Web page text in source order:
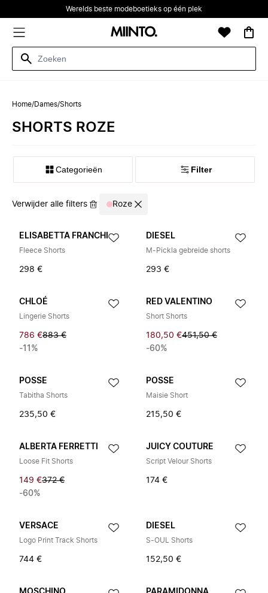
Werelds beste modeboetieks op één plek
Home/Dames/Shorts
SHORTS ROZE
Categorieën Filter
Verwijder alle filters Roze
ELISABETTA FRANCHI
Fleece Shorts
298 €
DIESEL
M-Pickla gebreide shorts
293 €
CHLOÉ
Lingerie Shorts
786 €883 €
-11%
RED VALENTINO
Short Shorts
180,50 €451,50 €
-60%
POSSE
Tabitha Shorts
235,50 €
POSSE
Maisie Short
215,50 €
ALBERTA FERRETTI
Loose Fit Shorts
149 €372 €
-60%
JUICY COUTURE
Script Velour Shorts
174 €
VERSACE
Logo Print Track Shorts
744 €
DIESEL
S-OUL Shorts
152,50 €